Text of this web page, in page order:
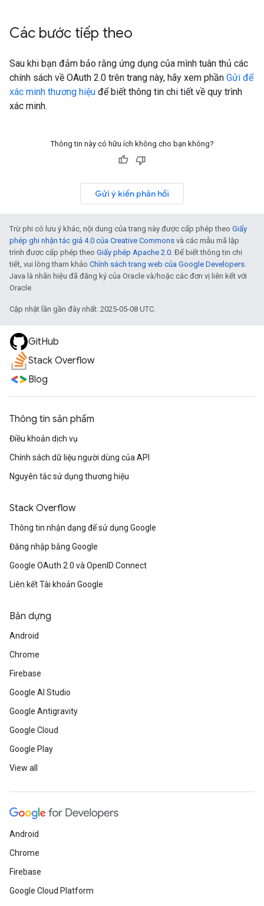
Các bước tiếp theo
Sau khi bạn đảm bảo rằng ứng dụng của mình tuân thủ các
chính sách về OAuth 2.0 trên trang này, hãy xem phần Gửi để
xác minh thương hiệu để biết thông tin chi tiết về quy trình
xác minh.
Thông tin này có hữu ích không cho bạn không?
Gửi ý kiến phản hồi
Trừ phi có lưu ý khác, nội dung của trang này được cấp phép theo Giấy
phép ghi nhận tác giả 4.0 của Creative Commons và các mẫu mã lập
trình được cấp phép theo Giấy phép Apache 2.0. Để biết thông tin chi
tiết, vui lòng tham khảo Chính sách trang web của Google Developers.
Java là nhãn hiệu đã đăng ký của Oracle và/hoặc các đơn vị liên kết với
Oracle.
Cập nhật lần gần đây nhất: 2025-05-08 UTC.
GitHub
Stack Overflow
Blog
Thông tin sản phẩm
Điều khoản dịch vụ
Chính sách dữ liệu người dùng của API
Nguyên tắc sử dụng thương hiệu
Stack Overflow
Thông tin nhận dạng để sử dụng Google
Đăng nhập bằng Google
Google OAuth 2.0 và OpenID Connect
Liên kết Tài khoản Google
Bản dựng
Android
Chrome
Firebase
Google AI Studio
Google Antigravity
Google Cloud
Google Play
View all
Android
Chrome
Firebase
Google Cloud Platform